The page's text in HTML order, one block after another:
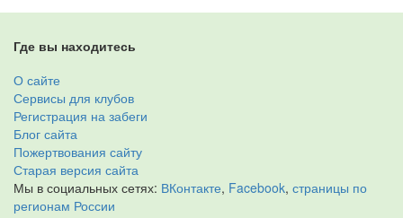
Где вы находитесь
О сайте
Сервисы для клубов
Регистрация на забеги
Блог сайта
Пожертвования сайту
Старая версия сайта
Мы в социальных сетях: ВКонтакте, Facebook, страницы по
регионам России